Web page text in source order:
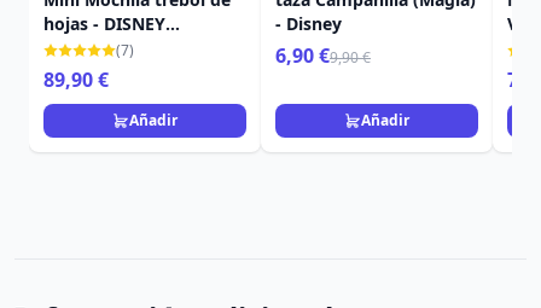
hojas - DISNEY
LOUNGEFLY Campanilla
4
(7)
89,90 €
Añadir
- Disney
6,90 €9,90 €
Añadir